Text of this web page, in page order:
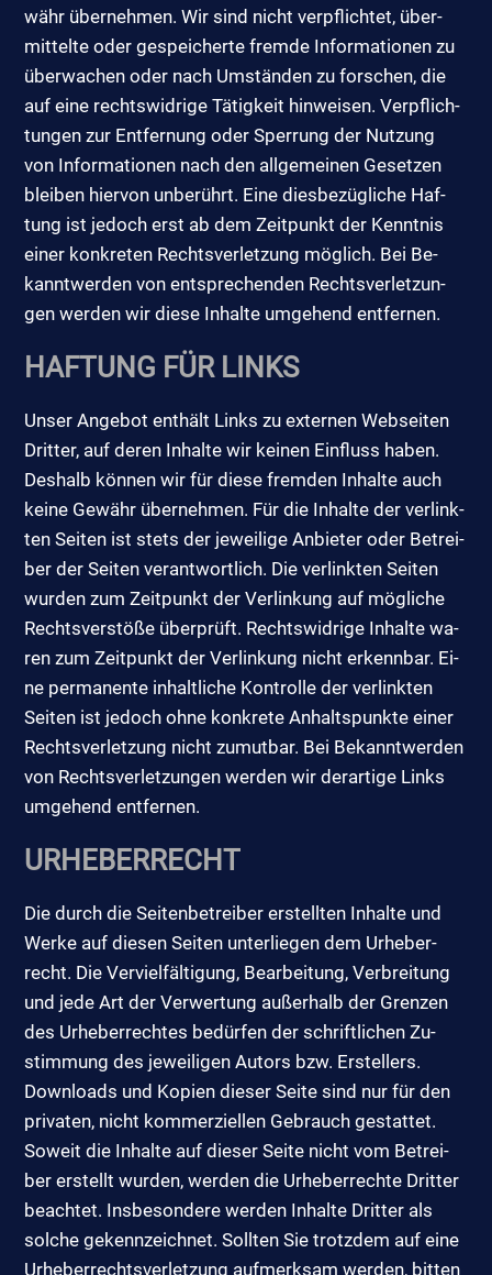
währ über­neh­men. Wir sind nicht ver­pflich­tet, über­
mit­tel­te oder ge­spei­cher­te frem­de In­for­ma­tio­nen zu
über­wa­chen oder nach Um­stän­den zu for­schen, die
auf ei­ne rechts­wid­ri­ge Tä­tig­keit hin­wei­sen. Ver­pflich­
tun­gen zur Ent­fer­nung oder Sper­rung der Nut­zung
von In­for­ma­tio­nen nach den all­ge­mei­nen Ge­set­zen
blei­ben hier­von un­be­rührt. Ei­ne dies­be­züg­li­che Haf­
tung ist je­doch erst ab dem Zeit­punkt der Kennt­nis
ei­ner kon­kre­ten Rechts­ver­let­zung mög­lich. Bei Be­
kannt­wer­den von ent­spre­chen­den Rechts­ver­let­zun­
gen wer­den wir die­se In­hal­te um­ge­hend ent­fer­nen.
HAF­TUNG FÜR LINKS
Un­ser An­ge­bot ent­hält Links zu ex­ter­nen Web­sei­ten
Drit­ter, auf de­ren In­hal­te wir kei­nen Ein­fluss ha­ben.
Des­halb kön­nen wir für die­se frem­den In­hal­te auch
kei­ne Ge­währ über­neh­men. Für die In­hal­te der ver­link­
ten Sei­ten ist stets der je­wei­li­ge An­bie­ter oder Be­trei­
ber der Sei­ten ver­ant­wort­lich. Die ver­link­ten Sei­ten
wur­den zum Zeit­punkt der Ver­lin­kung auf mög­li­che
Rechts­ver­stö­ße über­prüft. Rechts­wid­ri­ge In­hal­te wa­
ren zum Zeit­punkt der Ver­lin­kung nicht er­kenn­bar. Ei­
ne per­ma­nen­te in­halt­li­che Kon­trol­le der ver­link­ten
Sei­ten ist je­doch oh­ne kon­kre­te An­halts­punk­te ei­ner
Rechts­ver­let­zung nicht zu­mut­bar. Bei Be­kannt­wer­den
von Rechts­ver­let­zun­gen wer­den wir der­ar­ti­ge Links
um­ge­hend ent­fer­nen.
UR­HE­BER­RECHT
Die durch die Sei­ten­be­trei­ber er­stell­ten In­hal­te und
Wer­ke auf die­sen Sei­ten un­ter­lie­gen dem Ur­he­ber­
recht. Die Ver­viel­fäl­ti­gung, Be­ar­bei­tung, Ver­brei­tung
und je­de Art der Ver­wer­tung au­ßer­halb der Gren­zen
des Ur­he­ber­rech­tes be­dür­fen der schrift­li­chen Zu­
stim­mung des je­wei­li­gen Au­tors bzw. Er­stel­lers.
Down­loads und Ko­pi­en die­ser Sei­te sind nur für den
pri­va­ten, nicht kom­mer­zi­el­len Ge­brauch ge­stat­tet.
So­weit die In­hal­te auf die­ser Sei­te nicht vom Be­trei­
ber er­stellt wur­den, wer­den die Ur­he­ber­rech­te Drit­ter
be­ach­tet. Ins­be­son­de­re wer­den In­hal­te Drit­ter als
sol­che ge­kenn­zeich­net. Soll­ten Sie trotz­dem auf ei­ne
Ur­he­ber­rechts­ver­let­zung auf­merk­sam wer­den, bit­ten